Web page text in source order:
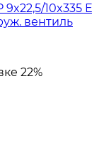
10x335
вентиль
22%